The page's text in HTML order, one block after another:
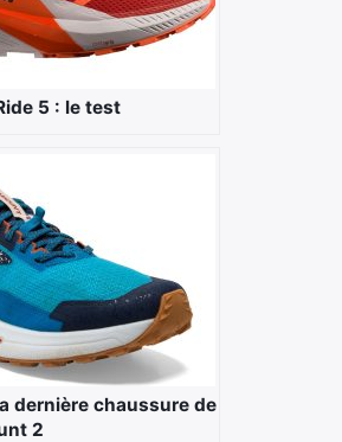
5 : le test
dernière chaussure de
2